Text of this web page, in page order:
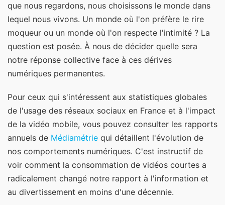
que nous regardons, nous choisissons le monde dans
lequel nous vivons. Un monde où l'on préfère le rire
moqueur ou un monde où l'on respecte l'intimité ? La
question est posée. À nous de décider quelle sera
notre réponse collective face à ces dérives
numériques permanentes.
Pour ceux qui s'intéressent aux statistiques globales
de l'usage des réseaux sociaux en France et à l'impact
de la vidéo mobile, vous pouvez consulter les rapports
annuels de Médiamétrie qui détaillent l'évolution de
nos comportements numériques. C'est instructif de
voir comment la consommation de vidéos courtes a
radicalement changé notre rapport à l'information et
au divertissement en moins d'une décennie.